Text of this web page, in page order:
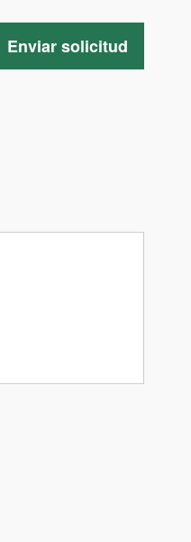
Enviar solicitud